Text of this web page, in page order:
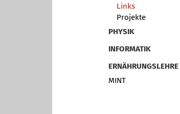
Links
Projekte
PHYSIK
INFORMATIK
ERNÄHRUNGSLEHRE
MINT